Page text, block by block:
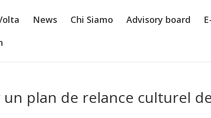
News Chi Siamo Advisory board
plan de relance culturel